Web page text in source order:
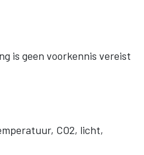
is geen voorkennis vereist
CO2, licht,